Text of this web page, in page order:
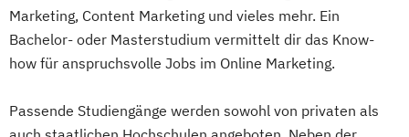
Marketing, Content Marketing und vieles mehr. Ein
Bachelor- oder Masterstudium vermittelt dir das Know-
how für anspruchsvolle Jobs im Online Marketing.
Passende Studiengänge werden sowohl von privaten als